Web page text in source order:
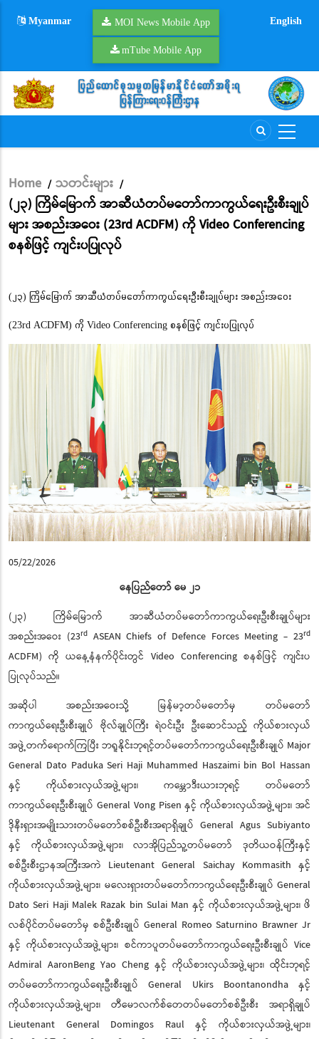
Myanmar MOI News Mobile App
mTube Mobile App
English
Breadcrumb
Home / သတင်းများ /
(၂၃) ကြိမ်မြောက် အာဆီယံတပ်မတော်ကာကွယ်ရေးဦးစီးချုပ်
များ အစည်းအဝေး (23rd ACDFM) ကို Video Conferencing
စနစ်ဖြင့် ကျင်းပပြုလုပ်
(၂၃) ကြိမ်မြောက် အာဆီယံတပ်မတော်ကာကွယ်ရေးဦးစီးချုပ်များ အစည်းအဝေး
(23rd ACDFM) ကို Video Conferencing စနစ်ဖြင့် ကျင်းပပြုလုပ်
05/22/2026
နေပြည်တော် မေ ၂၁
(၂၃) ကြိမ်မြောက် အာဆီယံတပ်မတော်ကာကွယ်ရေးဦးစီးချုပ်များ
အစည်းအဝေး (23rdASEAN Chiefs of Defence Forces Meeting - 23rd
ACDFM) ကို ယနေ့နံနက်ပိုင်းတွင် Video Conferencing စနစ်ဖြင့် ကျင်းပ
ပြုလုပ်သည်။
အဆိုပါ အစည်းအဝေးသို့ မြန်မာ့တပ်မတော်မှ တပ်မတော်
ကာကွယ်ရေးဦးစီးချုပ် ဗိုလ်ချုပ်ကြီး ရဲဝင်းဦး ဦးဆောင်သည့် ကိုယ်စားလှယ်
အဖွဲ့တက်ရောက်ကြပြီး ဘရူနိုင်းဘုရင့်တပ်မတော်ကာကွယ်ရေးဦးစီးချုပ် Major
General Dato Paduka Seri Haji Muhammed Haszaimi bin Bol Hassan
နှင့် ကိုယ်စားလှယ်အဖွဲ့များ၊ ကမ္ဘောဒီးယားဘုရင့် တပ်မတော်
ကာကွယ်ရေးဦးစီးချုပ် General Vong Pisen နှင့် ကိုယ်စားလှယ်အဖွဲ့များ၊ အင်
ဒိုနီးရှားအမျိုးသားတပ်မတော်စစ်ဦးစီးအရာရှိချုပ် General Agus Subiyanto
နှင့် ကိုယ်စားလှယ်အဖွဲ့များ၊ လာအိုပြည်သူ့တပ်မတော် ဒုတိယဝန်ကြီးနှင့်
စစ်ဦးစီးဌာနအကြီးအကဲ Lieutenant General Saichay Kommasith နှင့်
ကိုယ်စားလှယ်အဖွဲ့များ၊ မလေးရှားတပ်မတော်ကာကွယ်ရေးဦးစီးချုပ် General
Dato Seri Haji Malek Razak bin Sulai Man နှင့် ကိုယ်စားလှယ်အဖွဲ့များ၊ ဖိ
လစ်ပိုင်တပ်မတော်မှ စစ်ဦးစီးချုပ် General Romeo Saturnino Brawner Jr
နှင့် ကိုယ်စားလှယ်အဖွဲ့များ၊ စင်ကာပူတပ်မတော်ကာကွယ်ရေးဦးစီးချုပ် Vice
Admiral AaronBeng Yao Cheng နှင့် ကိုယ်စားလှယ်အဖွဲ့များ၊ ထိုင်းဘုရင့်
တပ်မတော်ကာကွယ်ရေးဦးစီးချုပ် General Ukirs Boontanondha နှင့်
ကိုယ်စားလှယ်အဖွဲ့များ၊ တီမောလက်စ်တေတပ်မတော်စစ်ဦးစီး အရာရှိချုပ်
Lieutenant General Domingos Raul နှင့် ကိုယ်စားလှယ်အဖွဲ့များ၊